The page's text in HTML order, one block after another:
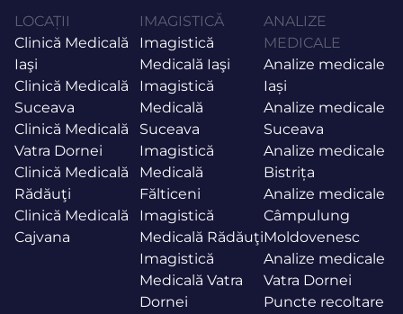
LOCAȚII
Clinică Medicală
Iaşi
Clinică Medicală
Suceava
Clinică Medicală
Vatra Dornei
Clinică Medicală
Rădăuţi
Clinică Medicală
Cajvana
IMAGISTICĂ
Imagistică
Medicală Iaşi
Imagistică
Medicală
Suceava
Imagistică
Medicală
Fălticeni
Imagistică
Medicală Rădăuţi
Imagistică
Medicală Vatra
Dornei
ANALIZE
MEDICALE
Analize medicale
Iași
Analize medicale
Suceava
Analize medicale
Bistrița
Analize medicale
Câmpulung
Moldovenesc
Analize medicale
Vatra Dornei
Puncte recoltare